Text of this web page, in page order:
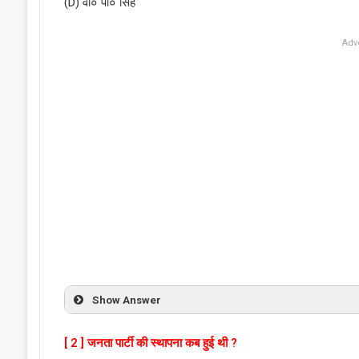
Show Answer
[ 2 ] जनता पार्टी की स्थापना कब हुई थी ?